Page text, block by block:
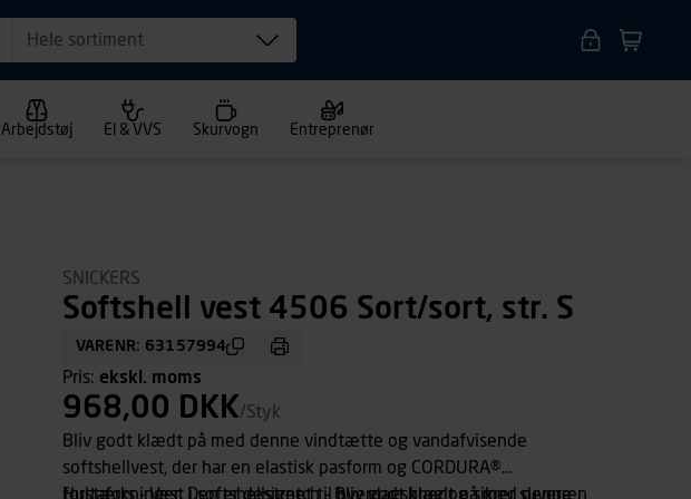
Hele sortiment
Arbejdstøj El & VVS Skurvogn Entreprenør
SNICKERS
Softshell vest 4506 Sort/sort, str. S
VARENR: 63157994
Pris: ekskl. moms
968,00 DKK/Styk
Bliv godt klædt på med denne vindtætte og vandafvisende
softshellvest, der har en elastisk pasform og CORDURA®
forstærkninger. Den er designet til hverdagsbrug og sikrer suveræn
Hultafors - Vest i softshellstretch - Bliv godt klædt på med denne